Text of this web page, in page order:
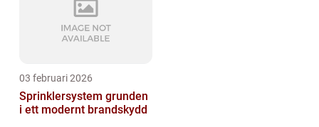
03 februari 2026
Sprinklersystem grunden
i ett modernt brandskydd